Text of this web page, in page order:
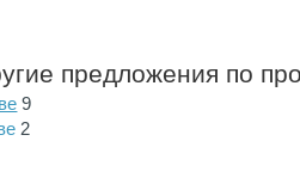
предложения по
9
2